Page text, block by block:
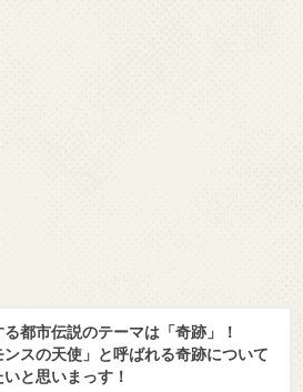
る都市伝説のテーマは「奇跡」！
ンスの天使」と呼ばれる奇跡について
と思いまっす！